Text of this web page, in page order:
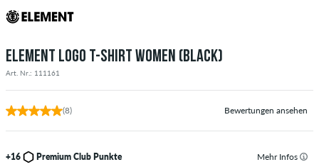
ELEMENT LOGO T-SHIRT WOMEN (BLACK)
Art. Nr.: 111161
(8) Bewertungen ansehen
+16 Premium Club Punkte Mehr Infos